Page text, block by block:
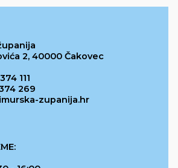
2, 40000 Čakovec
111
269
zupanija.hr